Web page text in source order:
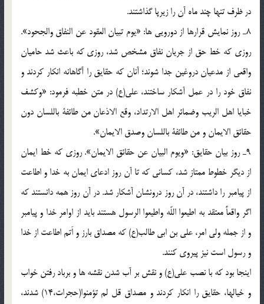
در ظرف تنها چند ماه آن را زيرپا گذاشتند.
8ـ روز نمايش قرارها از دورويى ها: «يوم تبيان العقود عن النفاق والجحود».
روزى كه خط حق از جريان نفاق مشخص شد، روزى كه باعث شد حاميان
واقعى از مدعيان دروغين جدا شوند؛ آنان كه حقايق را آگاهانه انكار كردند و
نفاق خود را در عمل آشكار ساختند، على(ع) در متن خطبه فرمود: «وكشف
خبايا اهل الريب وضمائر اهل الارتداد، وقع الاذعان من طائفة باللسان دون
حقائق الايمان و من طائفة باللسان وصدق الايمان».
9ـ روز بيان حقايق: «ويوم البيان عن حقائق الايمان». روزى كه خط ايمان
از ديگر خطوط ممتاز شد، كسانى كه تا آن روز ادعاى ايمان به خدا و اطاعت
از پيامبر را داشتند، در آن روز درونشان آشكار شد. در آن روز همه دانستند كه
اگر واقعاً معتقد به اطيعوا اللّه واطيعوا الرسول هستند بايد از اوامر خدا و پيامبر
و از جمله ولى امر، على بن ابى طالب(ع) كه مصداق بارز و اَتم اطاعت از خدا
و رسول است نيز پيروى كنند.
اينجا بود كه با نصب على(ع) و نقش بر آب شدن نقشه ها و برباد رفتن خواب
و خيالها، حقايق را انكار كردند و مصداق قل لم تؤمنوا(حجرات،14) شدند،